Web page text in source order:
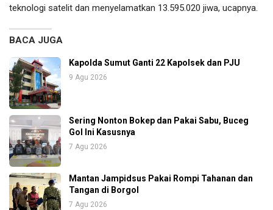
teknologi satelit dan menyelamatkan 13.595.020 jiwa, ucapnya.
BACA JUGA
Kapolda Sumut Ganti 22 Kapolsek dan PJU
9 Agu 2026
Sering Nonton Bokep dan Pakai Sabu, Buceg
Gol Ini Kasusnya
7 Agu 2026
Mantan Jampidsus Pakai Rompi Tahanan dan
Tangan di Borgol
7 Agu 2026